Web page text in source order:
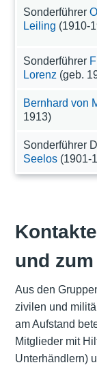
Sonderführer
Leiling (1910-
Sonderführer
Lorenz (geb.
Bernhard von
1913)
Sonderführer
Seelos (1901-
und
Aus den
zivilen und
am Aufstand
Mitglieder mit
Unterhändlern)